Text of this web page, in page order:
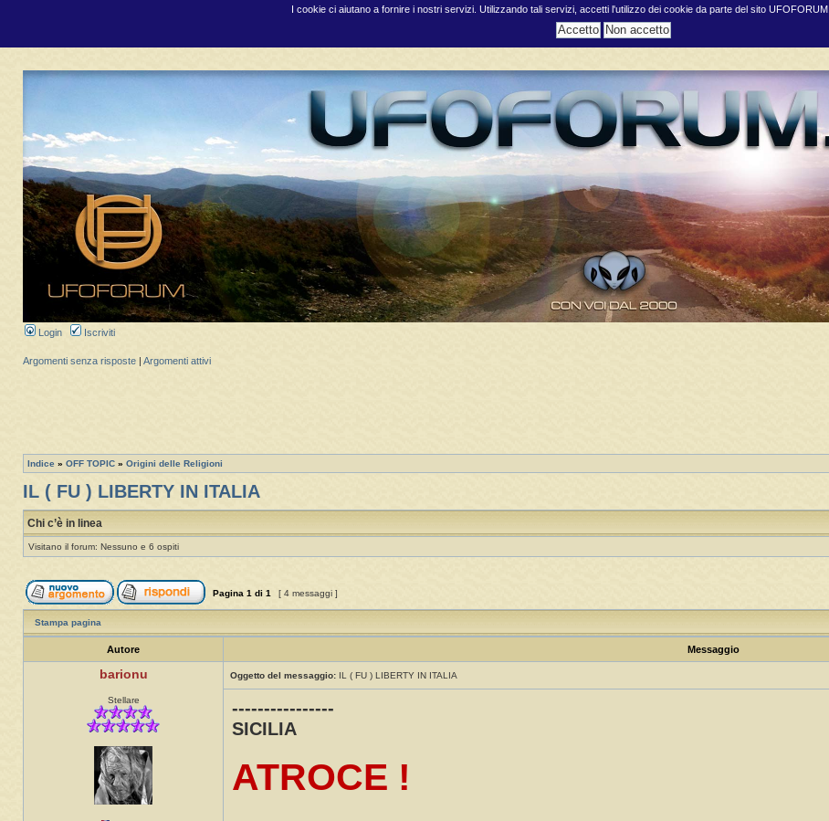
I cookie ci aiutano a fornire i nostri servizi. Utilizzando tali servizi, accetti l'utilizzo dei cookie da parte del sito UFOFORUM.
Login Iscriviti
Argomenti senza risposte Argomenti attivi
Indice » OFF TOPIC » Origini delle Religioni
IL ( FU ) LIBERTY IN ITALIA
Chi c’è in linea
Visitano il forum: Nessuno e 6 ospiti
Pagina 1 di 1 [ 4 messaggi ]
Stampa pagina
Autore Messaggio
barionu
Stellare
Oggetto del messaggio: IL ( FU ) LIBERTY IN ITALIA
----------------
SICILIA
ATROCE !